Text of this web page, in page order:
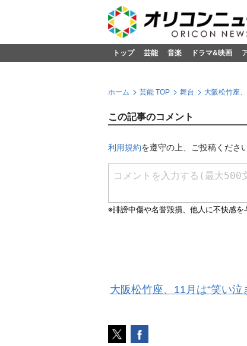
トップ 芸能 音楽 ドラマ&映画
ホーム 芸能 TOP 舞台 大阪松竹座
この記事のコメント
利用規約を遵守の上、ご投稿ください
大阪松竹座、11月は“笑い